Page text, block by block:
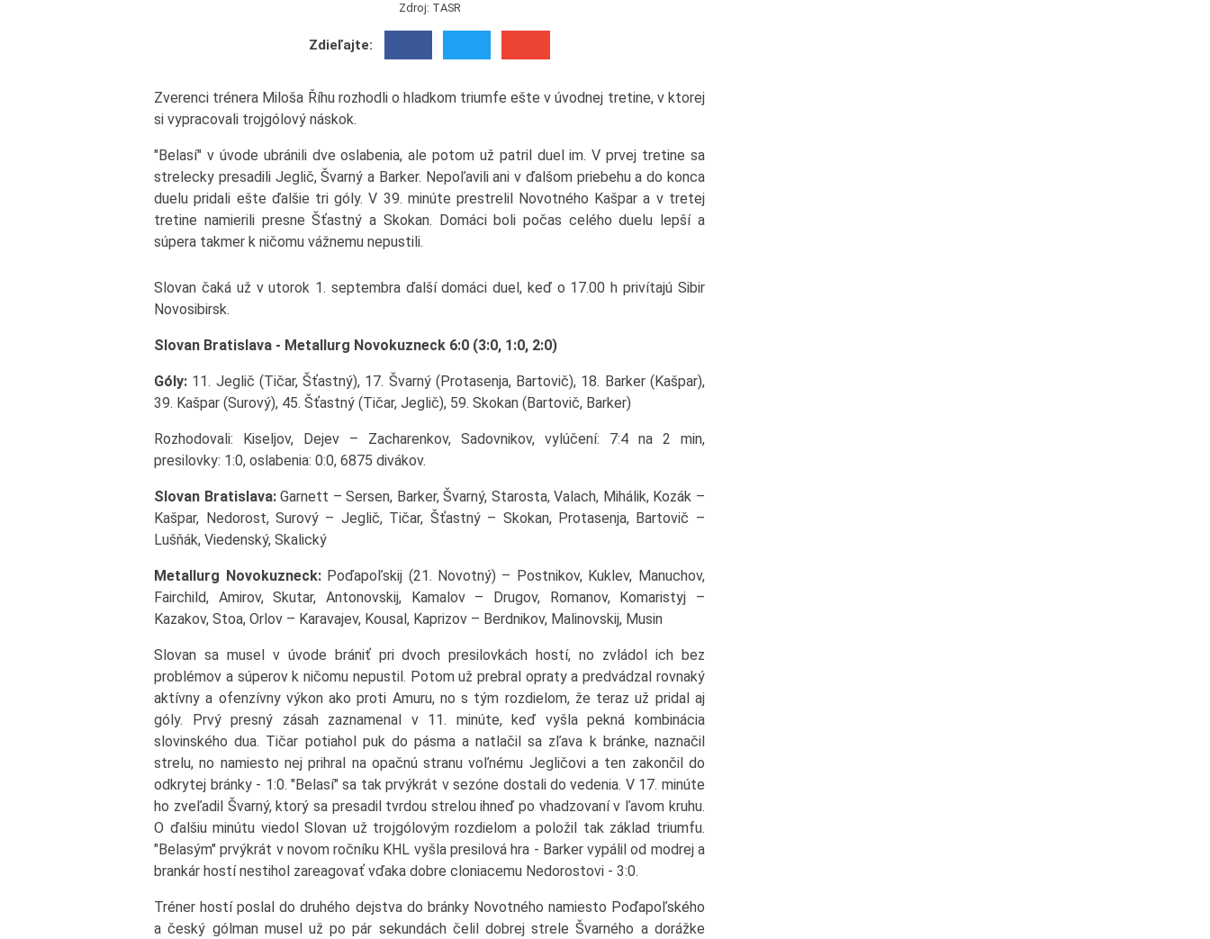
Zdroj: TASR
Zdieľajte:
Zverenci trénera Miloša Říhu rozhodli o hladkom triumfe ešte v úvodnej tretine, v ktorej
si vypracovali trojgólový náskok.
"Belasí" v úvode ubránili dve oslabenia, ale potom už patril duel im. V prvej tretine sa
strelecky presadili Jeglič, Švarný a Barker. Nepoľavili ani v ďalšom priebehu a do konca
duelu pridali ešte ďalšie tri góly. V 39. minúte prestrelil Novotného Kašpar a v tretej
tretine namierili presne Šťastný a Skokan. Domáci boli počas celého duelu lepší a
súpera takmer k ničomu vážnemu nepustili.
Slovan čaká už v utorok 1. septembra ďalší domáci duel, keď o 17.00 h privítajú Sibir
Novosibirsk.
Slovan Bratislava - Metallurg Novokuzneck 6:0 (3:0, 1:0, 2:0)
Góly: 11. Jeglič (Tičar, Šťastný), 17. Švarný (Protasenja, Bartovič), 18. Barker (Kašpar),
39. Kašpar (Surový), 45. Šťastný (Tičar, Jeglič), 59. Skokan (Bartovič, Barker)
Rozhodovali: Kiseljov, Dejev – Zacharenkov, Sadovnikov, vylúčení: 7:4 na 2 min,
presilovky: 1:0, oslabenia: 0:0, 6875 divákov.
Slovan Bratislava:Garnett – Sersen, Barker, Švarný, Starosta, Valach, Mihálik, Kozák –
Kašpar, Nedorost, Surový – Jeglič, Tičar, Šťastný – Skokan, Protasenja, Bartovič –
Lušňák, Viedenský, Skalický
Metallurg Novokuzneck:Poďapoľskij (21. Novotný) – Postnikov, Kuklev, Manuchov,
Fairchild, Amirov, Skutar, Antonovskij, Kamalov – Drugov, Romanov, Komaristyj –
Kazakov, Stoa, Orlov – Karavajev, Kousal, Kaprizov – Berdnikov, Malinovskij, Musin
Slovan sa musel v úvode brániť pri dvoch presilovkách hostí, no zvládol ich bez
problémov a súperov k ničomu nepustil. Potom už prebral opraty a predvádzal rovnaký
aktívny a ofenzívny výkon ako proti Amuru, no s tým rozdielom, že teraz už pridal aj
góly. Prvý presný zásah zaznamenal v 11. minúte, keď vyšla pekná kombinácia
slovinského dua. Tičar potiahol puk do pásma a natlačil sa zľava k bránke, naznačil
strelu, no namiesto nej prihral na opačnú stranu voľnému Jegličovi a ten zakončil do
odkrytej bránky - 1:0. "Belasí" sa tak prvýkrát v sezóne dostali do vedenia. V 17. minúte
ho zveľadil Švarný, ktorý sa presadil tvrdou strelou ihneď po vhadzovaní v ľavom kruhu.
O ďalšiu minútu viedol Slovan už trojgólovým rozdielom a položil tak základ triumfu.
"Belasým" prvýkrát v novom ročníku KHL vyšla presilová hra - Barker vypálil od modrej a
brankár hostí nestihol zareagovať vďaka dobre cloniacemu Nedorostovi - 3:0.
Tréner hostí poslal do druhého dejstva do bránky Novotného namiesto Poďapoľského
a český gólman musel už po pár sekundách čelil dobrej strele Švarného a dorážke